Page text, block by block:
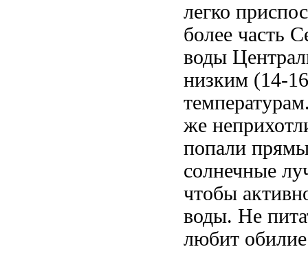
легко
более часть
воды
низким (14-
же
попали
солнечные
чтобы
воды. Не
любит